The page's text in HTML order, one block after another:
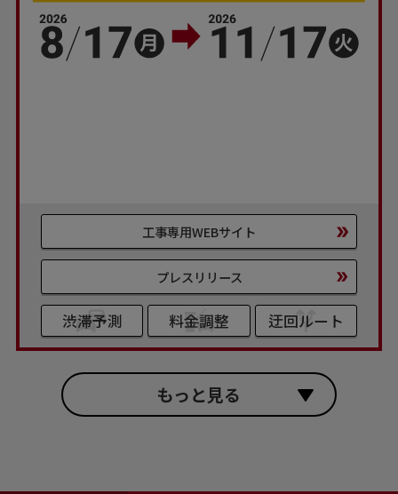
工事専用WEBサイト
プレスリリース
渋滞予測 料金調整 迂回ルート
もっと見る